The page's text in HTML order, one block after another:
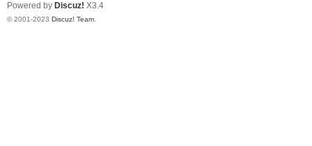
Powered by Discuz! X3.4
© 2001-2023 Discuz! Team